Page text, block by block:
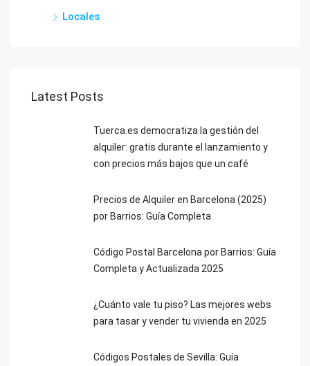
Locales
Latest Posts
Tuerca.es democratiza la gestión del
alquiler: gratis durante el lanzamiento y
con precios más bajos que un café
Precios de Alquiler en Barcelona (2025)
por Barrios: Guía Completa
Código Postal Barcelona por Barrios: Guía
Completa y Actualizada 2025
¿Cuánto vale tu piso? Las mejores webs
para tasar y vender tu vivienda en 2025
Códigos Postales de Sevilla: Guía